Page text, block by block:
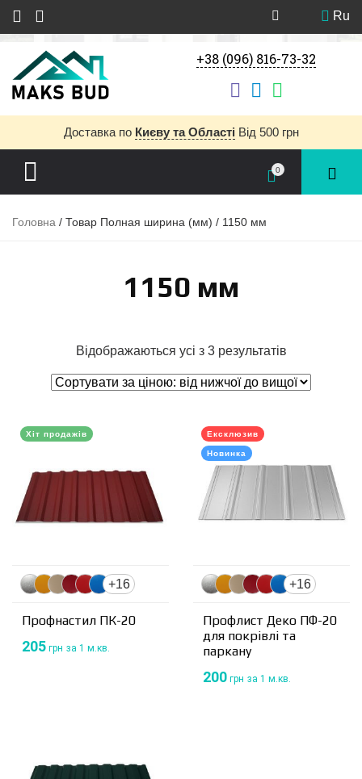
Ru
+38 (096) 816-73-32
Доставка по Києву та Області Від 500 грн
0
Головна / Товар Полная ширина (мм) / 1150 мм
1150 мм
Відображаються усі з 3 результатів
Хіт продажів
+16
Профнастил ПК-20
205 грн за 1 м.кв.
Ексклюзив
Новинка
+16
Профлист Деко ПФ-20
для покрівлі та
паркану
200 грн за 1 м.кв.